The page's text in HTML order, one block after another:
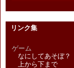
リンク集
ゲーム
なにしてあそぼ？
上から下まで